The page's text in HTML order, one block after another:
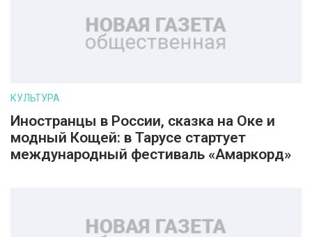
КУЛЬТУРА
Иностранцы в России, сказка на Оке и
модный Кощей: в Тарусе стартует
международный фестиваль «Амаркорд»